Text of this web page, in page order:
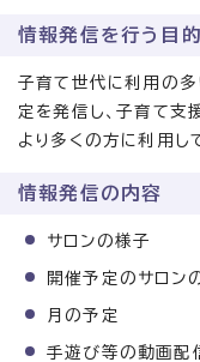
情報発信を行う目的
子育て世代に利用の
定を発信し、子育て支
より多くの方に利用し
情報発信の内容
サロンの様子
開催予定のサロン
月の予定
手遊び等の動画配